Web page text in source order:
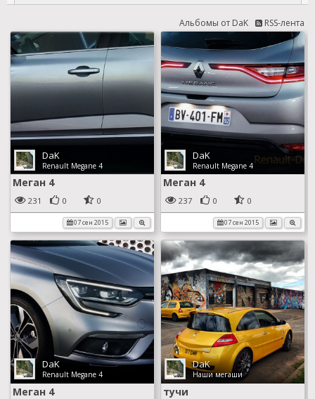
Альбомы от DaK RSS-лента
DaK
Renault Megane 4
Меган 4
231 0 0
07 сен 2015
DaK
Renault Megane 4
Меган 4
237 0 0
07 сен 2015
DaK
Renault Megane 4
Меган 4
DaK
Наши мегаши
тучи